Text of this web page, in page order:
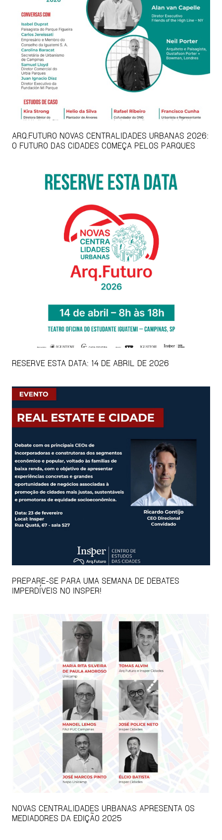
ARQ.FUTURO NOVAS CENTRALIDADES URBANAS 2026:
O FUTURO DAS CIDADES COMEÇA PELOS PARQUES
RESERVE ESTA DATA: 14 DE ABRIL DE 2026
PREPARE-SE PARA UMA SEMANA DE DEBATES
IMPERDÍVEIS NO INSPER!
NOVAS CENTRALIDADES URBANAS APRESENTA OS
MEDIADORES DA EDIÇÃO 2025